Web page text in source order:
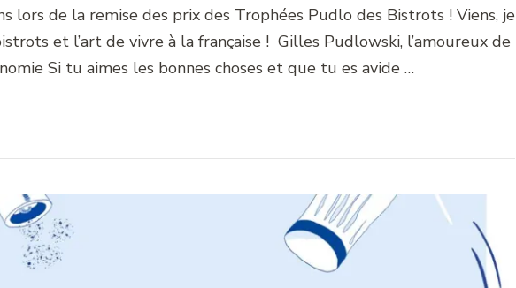
lors de la remise des prix des Trophées Pudlo des Bistrots ! Viens, je
et l’art de vivre à la française ! Gilles Pudlowski, l’amoureux de
Si tu aimes les bonnes choses et que tu es avide …